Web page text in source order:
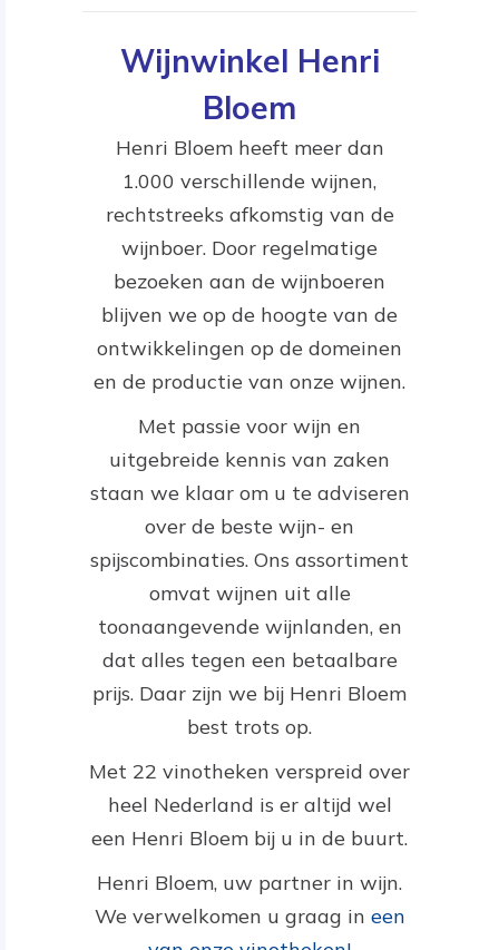
Wijnwinkel Henri
Bloem
Henri Bloem heeft meer dan
1.000 verschillende wijnen,
rechtstreeks afkomstig van de
wijnboer. Door regelmatige
bezoeken aan de wijnboeren
blijven we op de hoogte van de
ontwikkelingen op de domeinen
en de productie van onze wijnen.
Met passie voor wijn en
uitgebreide kennis van zaken
staan we klaar om u te adviseren
over de beste wijn- en
spijscombinaties. Ons assortiment
omvat wijnen uit alle
toonaangevende wijnlanden, en
dat alles tegen een betaalbare
prijs. Daar zijn we bij Henri Bloem
best trots op.
Met 22 vinotheken verspreid over
heel Nederland is er altijd wel
een Henri Bloem bij u in de buurt.
Henri Bloem, uw partner in wijn.
We verwelkomen u graag in een